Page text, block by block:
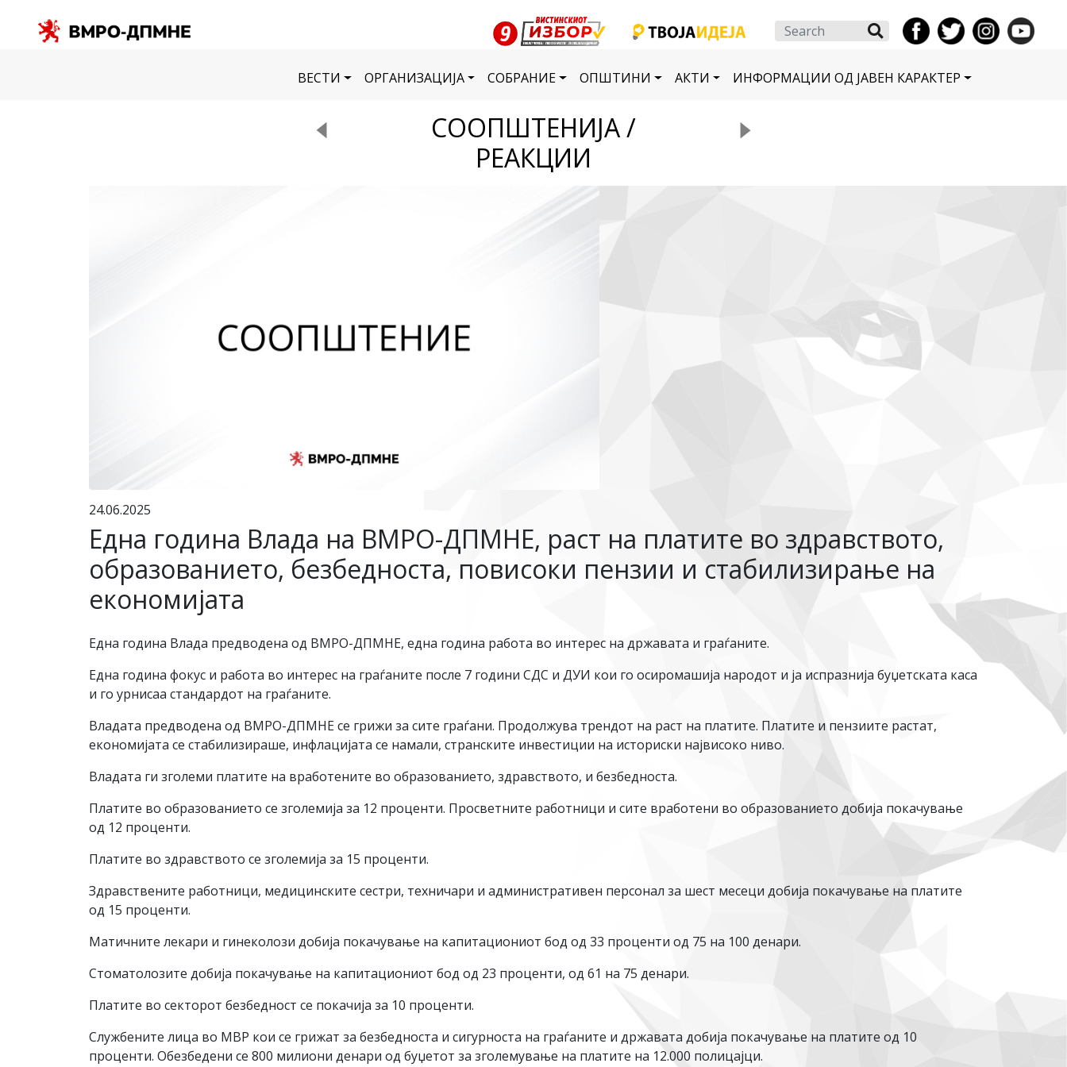
Search
ВЕСТИ ОРГАНИЗАЦИЈА СОБРАНИЕ ОПШТИНИ АКТИ ИНФОРМАЦИИ ОД ЈАВЕН КАРАКТЕР
СООПШТЕНИЈА /
РЕАКЦИИ
24.06.2025
Една година Влада на ВМРО-ДПМНЕ, раст на платите во здравството,
образованието, безбедноста, повисоки пензии и стабилизирање на
економијата
Една година Влада предводена од ВМРО-ДПМНЕ, една година работа во интерес на државата и граѓаните.
Една година фокус и работа во интерес на граѓаните после 7 години СДС и ДУИ кои го осиромашија народот и ја испразнија буџетската каса
и го урнисаа стандардот на граѓаните.
Владата предводена од ВМРО-ДПМНЕ се грижи за сите граѓани. Продолжува трендот на раст на платите. Платите и пензиите растат,
економијата се стабилизираше, инфлацијата се намали, странските инвестиции на историски највисоко ниво.
Владата ги зголеми платите на вработените во образованието, здравството, и безбедноста.
Платите во образованието се зголемија за 12 проценти. Просветните работници и сите вработени во образованието добија покачување
од 12 проценти.
Платите во здравството се зголемија за 15 проценти.
Здравствените работници, медицинските сестри, техничари и административен персонал за шест месеци добија покачување на платите
од 15 проценти.
Матичните лекари и гинеколози добија покачување на капитациониот бод од 33 проценти од 75 на 100 денари.
Стоматолозите добија покачување на капитациониот бод од 23 проценти, од 61 на 75 денари.
Платите во секторот безбедност се покачија за 10 проценти.
Службените лица во МВР кои се грижат за безбедноста и сигурноста на граѓаните и државата добија покачување на платите од 10
проценти. Обезбедени се 800 милиони денари од буџетот за зголемување на платите на 12.000 полицајци.